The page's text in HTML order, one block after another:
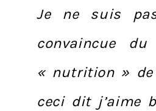
Je ne suis
convaincue
« nutrition »
ceci dit j’aime